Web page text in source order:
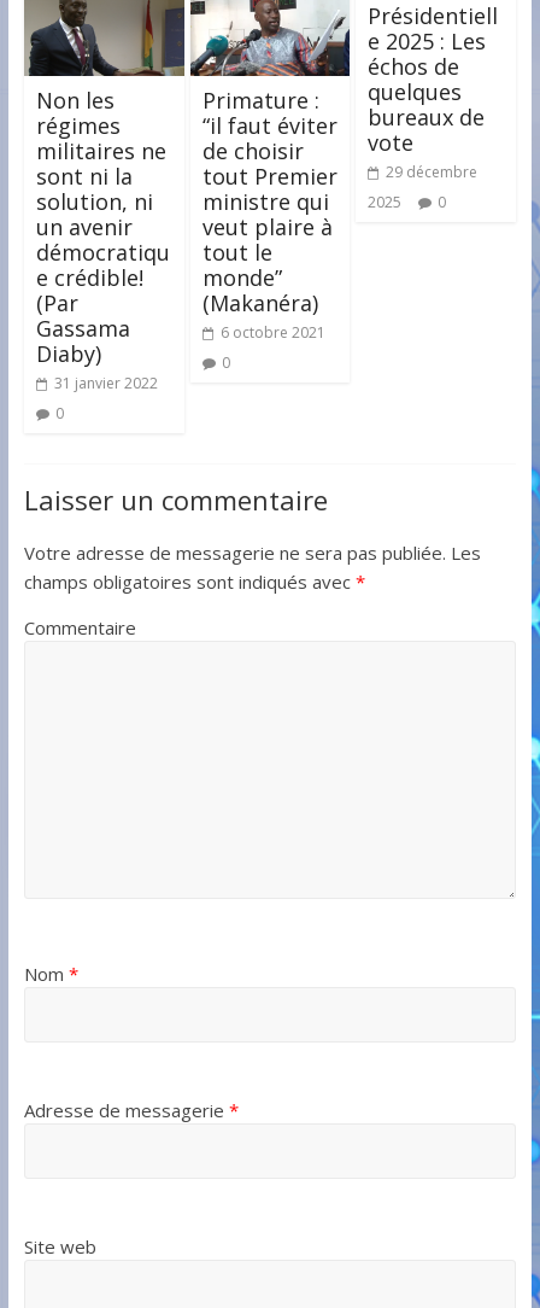
Non les
régimes
militaires ne
sont ni la
solution, ni
un avenir
démocratiqu
e crédible!
(Par
Gassama
Diaby)
31 janvier 2022
0
Primature :
“il faut éviter
de choisir
tout Premier
ministre qui
veut plaire à
tout le
monde”
(Makanéra)
6 octobre 2021
0
Présidentiell
e 2025 : Les
échos de
quelques
bureaux de
vote
29 décembre
2025
0
Laisser un commentaire
Votre adresse de messagerie ne sera pas publiée. Les
champs obligatoires sont indiqués avec *
Commentaire
Nom *
Adresse de messagerie *
Site web